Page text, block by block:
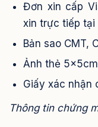
Đơn xin cấp
xin trực tiếp tại
Bản sao CMT,
Ảnh thẻ
Giấy xác nhận
Thông tin chứng